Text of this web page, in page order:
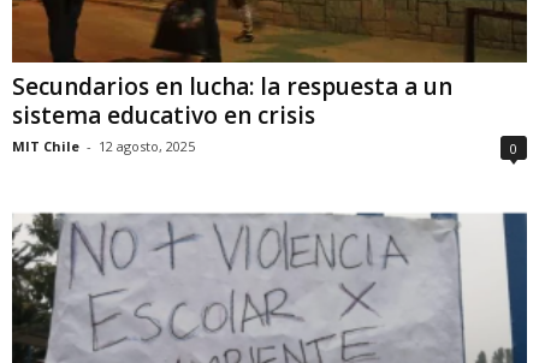
Secundarios en lucha: la respuesta a un
sistema educativo en crisis
MIT Chile - 12 agosto, 2025 0